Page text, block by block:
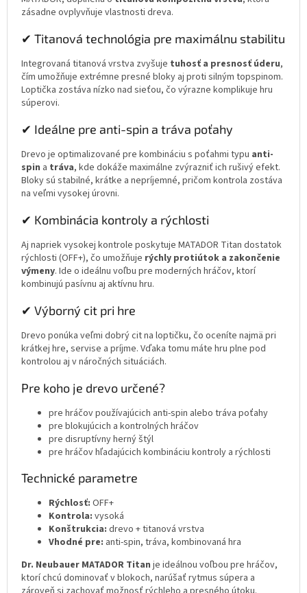
zásadne ovplyvňuje vlastnosti dreva.
✔ Titanová technológia pre maximálnu stabilitu
Integrovaná titanová vrstva zvyšuje tuhosť a presnosť úderu,
čím umožňuje extrémne presné bloky aj proti silným topspinom.
Loptička zostáva nízko nad sieťou, čo výrazne komplikuje hru
súperovi.
✔ Ideálne pre anti-spin a tráva poťahy
Drevo je optimalizované pre kombináciu s poťahmi typu anti-
spin a tráva, kde dokáže maximálne zvýrazniť ich rušivý efekt.
Bloky sú stabilné, krátke a nepríjemné, pričom kontrola zostáva
na veľmi vysokej úrovni.
✔ Kombinácia kontroly a rýchlosti
Aj napriek vysokej kontrole poskytuje MATADOR Titan dostatok
rýchlosti (OFF+), čo umožňuje rýchly protiútok a zakončenie
výmeny. Ide o ideálnu voľbu pre moderných hráčov, ktorí
kombinujú pasívnu aj aktívnu hru.
✔ Výborný cit pri hre
Drevo ponúka veľmi dobrý cit na loptičku, čo oceníte najmä pri
krátkej hre, servise a príjme. Vďaka tomu máte hru plne pod
kontrolou aj v náročných situáciách.
Pre koho je drevo určené?
pre hráčov používajúcich anti-spin alebo tráva poťahy
pre blokujúcich a kontrolných hráčov
pre disruptívny herný štýl
pre hráčov hľadajúcich kombináciu kontroly a rýchlosti
Technické parametre
Rýchlosť: OFF+
Kontrola: vysoká
Konštrukcia: drevo + titanová vrstva
Vhodné pre: anti-spin, tráva, kombinovaná hra
Dr. Neubauer MATADOR Titan je ideálnou voľbou pre hráčov,
ktorí chcú dominovať v blokoch, narúšať rytmus súpera a